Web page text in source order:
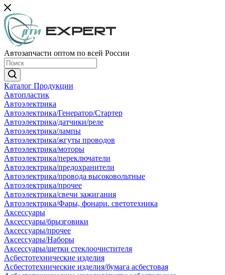
Автозапчасти оптом по всей России
Каталог Продукции
Автопластик
Автоэлектрика
Автоэлектрика/Генератор/Стартер
Автоэлектрика/датчики/реле
Автоэлектрика/лампы
Автоэлектрика/жгуты проводов
Автоэлектрика/моторы
Автоэлектрика/переключатели
Автоэлектрика/предохранители
Автоэлектрика/провода высоковольтные
Автоэлектрика/прочее
Автоэлектрика/свечи зажигания
Автоэлектрика/Фары, фонари. светотехника
Аксессуары
Аксессуары/брызговики
Аксессуары/прочее
Аксессуары/Наборы
Аксессуары/щетки стеклоочистителя
Асбестотехнические изделия
Асбестотехнические изделия/бумага асбестовая